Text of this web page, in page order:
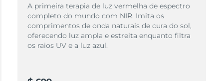
A primeira terapia de luz vermelha de espectro
completo do mundo com NIR. Imita os
comprimentos de onda naturais de cura do sol,
oferecendo luz ampla e estreita enquanto filtra
os raios UV e a luz azul.